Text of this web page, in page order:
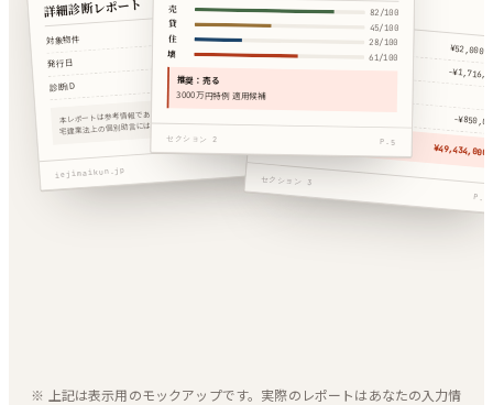
詳細診断レポート
対象物件
世田谷区◯◯
発行日
2026.04.24
診断ID
本レポートは参考情報であり、税理士法52条・弁護士法72条・
宅建業法上の個別助言には該当しません。
iejimaikun.jp
売 82/100
貸 45/100
住 28/100
壊 61/100
推奨：売る
3000万円特例 適用候補
セクション 2 P.5
手残り試算
仲介手数料
¥49,434,000
セクション 3
P.9
※ 上記は表示用のモックアップです。実際のレポートはあなたの入力情